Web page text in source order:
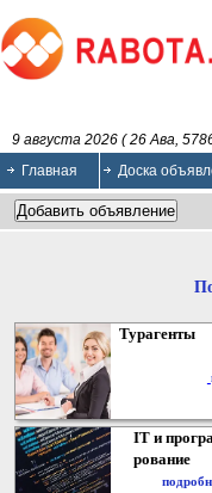
9 августа 2026 ( 26 Ава,
Главная
Доска
Турагенты
IT и
рование